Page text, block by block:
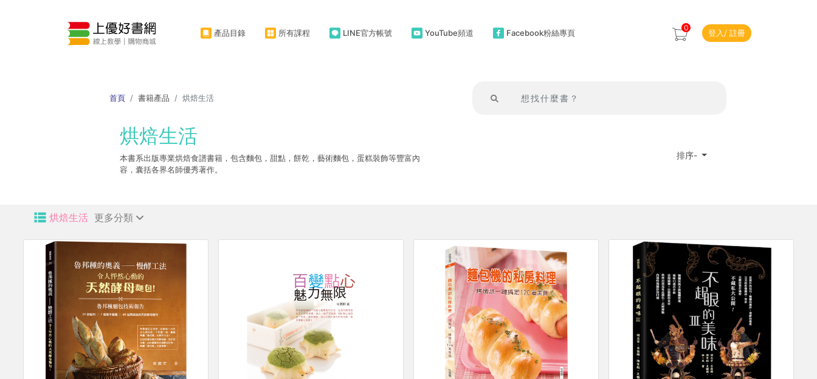
產品目錄 所有課程 LINE官方帳號 YouTube頻道 Facebook粉絲專頁
0
登入/ 註冊
首頁 書籍產品 烘焙生活
烘焙生活
本書系出版專業烘焙食譜書籍，包含麵包，甜點，餅乾，藝術麵包，蛋糕裝飾等豐富內
容，囊括各界名師優秀著作。
排序-
烘焙生活 更多分類